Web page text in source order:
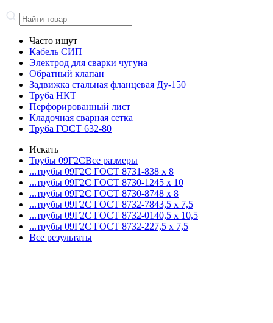
Часто ищут
Кабель СИП
Электрод для сварки чугуна
Обратный клапан
Задвижка стальная фланцевая Ду-150
Труба НКТ
Перфорированный лист
Кладочная сварная сетка
Труба ГОСТ 632-80
Искать
Трубы 09Г2СВсе размеры
...трубы 09Г2С ГОСТ 8731-838 x 8
...трубы 09Г2С ГОСТ 8730-1245 x 10
...трубы 09Г2С ГОСТ 8730-8748 x 8
...трубы 09Г2С ГОСТ 8732-7843,5 x 7,5
...трубы 09Г2С ГОСТ 8732-0140,5 x 10,5
...трубы 09Г2С ГОСТ 8732-227,5 x 7,5
Все результаты